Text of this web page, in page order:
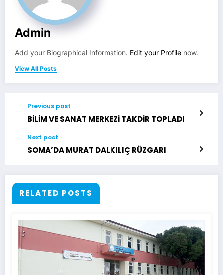
Admin
Add your Biographical Information. Edit your Profile now.
View All Posts
Previous post
BİLİM VE SANAT MERKEZİ TAKDİR TOPLADI
Next post
SOMA’DA MURAT DALKILIÇ RÜZGARI
RELATED POSTS